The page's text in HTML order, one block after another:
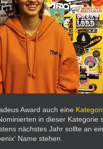
Award auch eine
in dieser Kategorie
nächstes Jahr sollte an
Name stehen.